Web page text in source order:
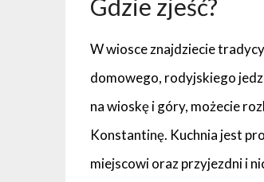
Gdzie zjeść?
W wiosce znajdziecie
domowego, rodyjskiego
na wioskę i góry, możecie
Konstantinę. Kuchnia jest
miejscowi oraz przyjezdni i